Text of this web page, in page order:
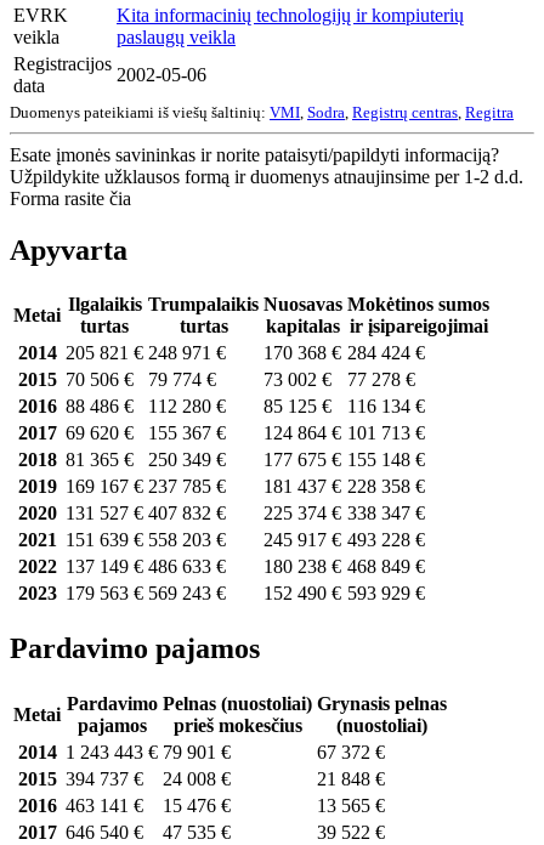
EVRK
veikla
Kita informacinių technologijų ir kompiuterių
paslaugų veikla
Registracijos
data
2002-05-06
Duomenys pateikiami iš viešų šaltinių: VMI Sodra Registrų centras Regitra
Esate įmonės savininkas ir norite pataisyti/papildyti informaciją?
Užpildykite užklausos formą ir duomenys atnaujinsime per 1-2 d.d.
Forma rasite čia
Apyvarta
Metai
Ilgalaikis
turtas
Trumpalaikis
turtas
Nuosavas
kapitalas
Mokėtinos sumos
ir įsipareigojimai
2014 205 821 € 248 971 € 170 368 € 284 424 €
2015 70 506 € 79 774 € 73 002 €
77 278 €
2016 88 486 € 112 280 € 85 125 €
116 134 €
2017 69 620 € 155 367 € 124 864 € 101 713 €
2018 81 365 € 250 349 € 177 675 € 155 148 €
2019 169 167 € 237 785 € 181 437 € 228 358 €
2020 131 527 € 407 832 € 225 374 € 338 347 €
2021 151 639 € 558 203 € 245 917 € 493 228 €
2022 137 149 € 486 633 € 180 238 € 468 849 €
2023 179 563 € 569 243 € 152 490 € 593 929 €
Pardavimo pajamos
Metai
Pardavimo
pajamos
Pelnas (nuostoliai)
prieš mokesčius
Grynasis pelnas
(nuostoliai)
2014 1 243 443 € 79 901 €
67 372 €
2015 394 737 € 24 008 €
21 848 €
2016 463 141 € 15 476 €
13 565 €
2017 646 540 € 47 535 €
39 522 €